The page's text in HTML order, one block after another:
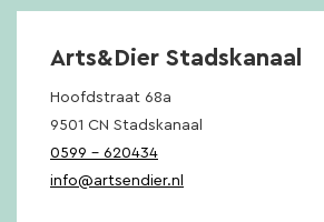
Arts&Dier Stadskanaal
Hoofdstraat 68a
9501 CN Stadskanaal
0599 – 620434
info@artsendier.nl